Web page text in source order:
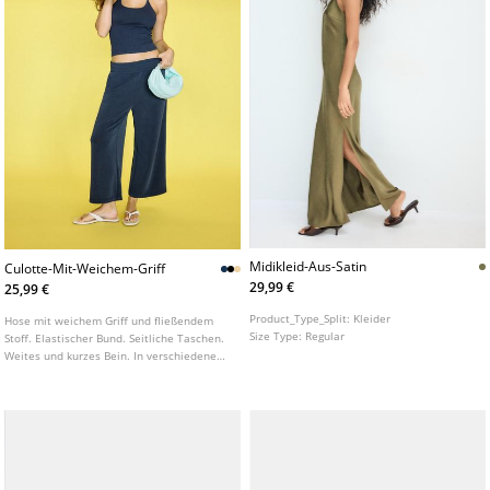
Culotte-Mit-Weichem-Griff
25,99 €
Hose mit weichem Griff und fließendem
Stoff. Elastischer Bund. Seitliche Taschen.
Weites und kurzes Bein. In verschiedenen
Midikleid-Aus-Satin
29,99 €
Product_Type_Split: Kleider
Size Type: Regular